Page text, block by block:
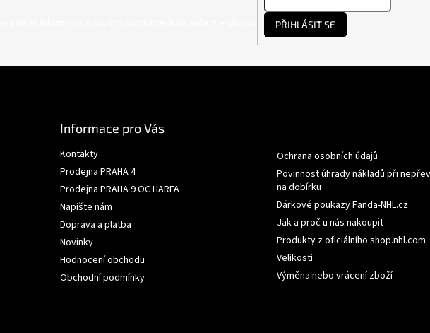
Informace pro Vás
Kontakty
Prodejna PRAHA 4
Prodejna PRAHA 9 OC HARFA
Napište nám
Doprava a platba
Novinky
Hodnocení obchodu
Obchodní podmínky
Ochrana osobních údajů
Povinnost úhrady nákladů při
na dobírku
Dárkové poukazy Fanda-NHL.cz
Jak a proč u nás nakoupit
Produkty z oficiálního shop.nhl.com
Velikosti
Výměna nebo vrácení zboží
PŘIHLÁSIT SE